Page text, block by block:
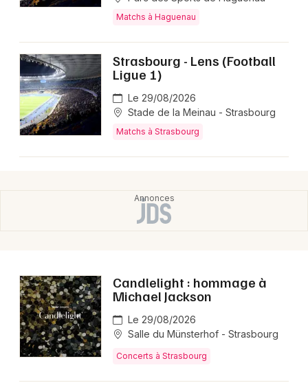
Matchs à Haguenau
Strasbourg - Lens (Football
Ligue 1)
Le 29/08/2026
Stade de la Meinau - Strasbourg
Matchs à Strasbourg
Candlelight : hommage à
Michael Jackson
Le 29/08/2026
Salle du Münsterhof - Strasbourg
Concerts à Strasbourg